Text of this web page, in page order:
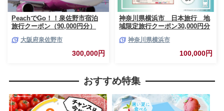
PeachでGo！！泉佐野市宿泊
旅行クーポン（90,000円分）
099H387
大阪府泉佐野市
300,000円
神奈川県横浜市 日本旅行 地
域限定旅行クーポン30,000円分
神奈川県横浜市
100,000円
おすすめ特集